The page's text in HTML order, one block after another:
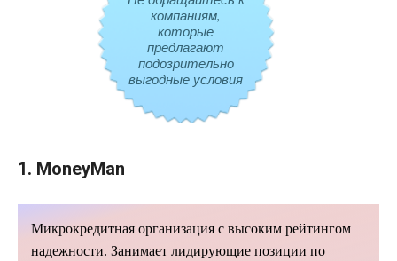
компаниям,
которые
предлагают
подозрительно
выгодные условия
1. MoneyMan
Микрокредитная организация с высоким рейтингом
надежности. Занимает лидирующие позиции по